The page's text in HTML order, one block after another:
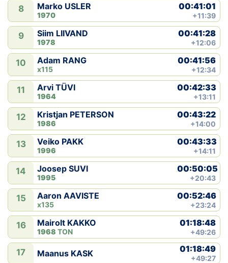
8 Marko USLER
1970
00:41:01
+11:39
9 Siim LIIVAND
1978
00:41:28
+12:06
10 Adam RANG
x115
00:41:56
+12:34
11 Arvi TÜVI
1964
00:42:33
+13:11
12 Kristjan PETERSON
1986
00:43:22
+14:00
13 Veiko PAKK
1996
00:43:33
+14:11
14 Joosep SUVI
1995
00:50:05
+20:43
15 Aaron AAVISTE
x135
00:52:46
+23:24
16 Mairolt KAKKO
1968 TON
01:18:48
+49:26
17 Maanus KASK 01:18:49
+49:27